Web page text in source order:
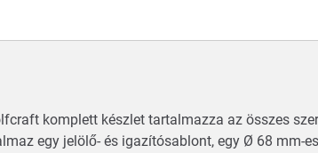
komplett készlet tartalmazza az összes
egy jelölő- és igazítósablont, egy Ø 68 mm-